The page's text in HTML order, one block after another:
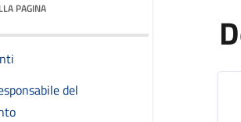
PAGINA
del